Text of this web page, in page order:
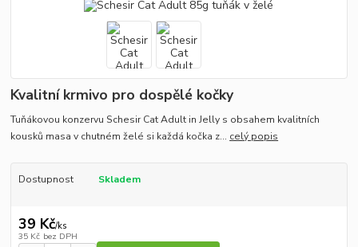
Kvalitní krmivo pro dospělé kočky
Tuňákovou konzervu Schesir Cat Adult in Jelly s obsahem kvalitních
kousků masa v chutném želé si každá kočka z... celý popis
Dostupnost Skladem
39 Kč/ks
35 Kč bez DPH